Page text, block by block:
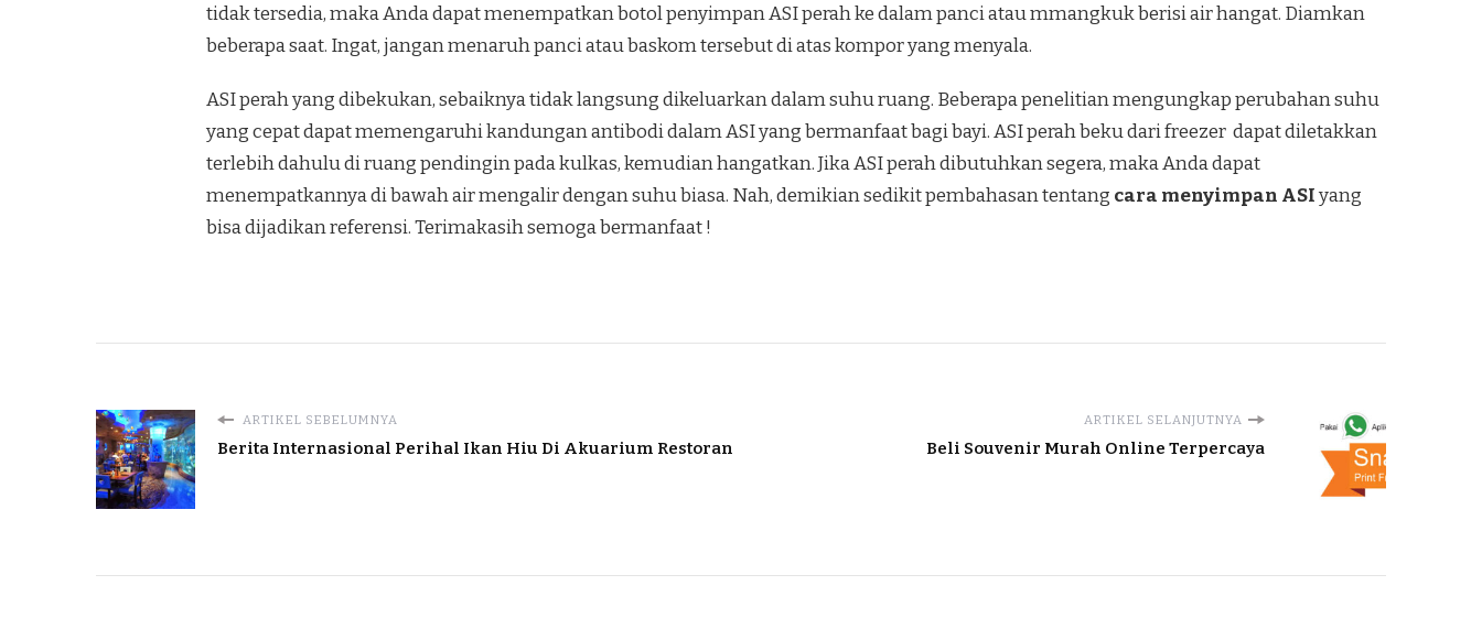
tidak tersedia, maka Anda dapat menempatkan botol penyimpan ASI perah ke dalam panci atau mmangkuk berisi air hangat. Diamkan
beberapa saat. Ingat, jangan menaruh panci atau baskom tersebut di atas kompor yang menyala.
ASI perah yang dibekukan, sebaiknya tidak langsung dikeluarkan dalam suhu ruang. Beberapa penelitian mengungkap perubahan suhu
yang cepat dapat memengaruhi kandungan antibodi dalam ASI yang bermanfaat bagi bayi. ASI perah beku dari freezer dapat diletakkan
terlebih dahulu di ruang pendingin pada kulkas, kemudian hangatkan. Jika ASI perah dibutuhkan segera, maka Anda dapat
menempatkannya di bawah air mengalir dengan suhu biasa. Nah, demikian sedikit pembahasan tentang cara menyimpan ASIyang
bisa dijadikan referensi. Terimakasih semoga bermanfaat !
ARTIKEL SEBELUMNYA
Berita Internasional Perihal Ikan Hiu Di Akuarium Restoran
ARTIKEL SELANJUTNYA
Beli Souvenir Murah Online Terpercaya